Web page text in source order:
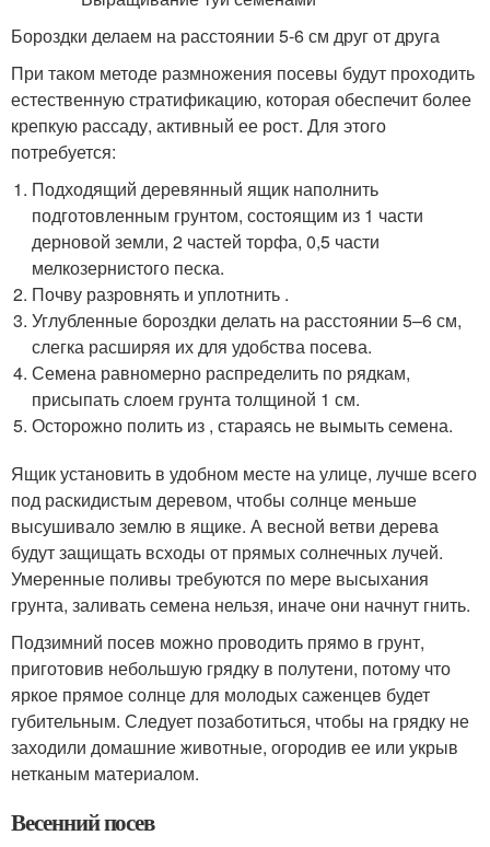
Бороздки делаем на расстоянии 5-6 см друг от друга
При таком методе размножения посевы будут проходить
естественную стратификацию, которая обеспечит более
крепкую рассаду, активный ее рост. Для этого
потребуется:
Подходящий деревянный ящик наполнить
подготовленным грунтом, состоящим из 1 части
дерновой земли, 2 частей торфа, 0,5 части
мелкозернистого песка.
Почву разровнять и уплотнить .
Углубленные бороздки делать на расстоянии 5–6 см,
слегка расширяя их для удобства посева.
Семена равномерно распределить по рядкам,
присыпать слоем грунта толщиной 1 см.
Осторожно полить из , стараясь не вымыть семена.
Ящик установить в удобном месте на улице, лучше всего
под раскидистым деревом, чтобы солнце меньше
высушивало землю в ящике. А весной ветви дерева
будут защищать всходы от прямых солнечных лучей.
Умеренные поливы требуются по мере высыхания
грунта, заливать семена нельзя, иначе они начнут гнить.
Подзимний посев можно проводить прямо в грунт,
приготовив небольшую грядку в полутени, потому что
яркое прямое солнце для молодых саженцев будет
губительным. Следует позаботиться, чтобы на грядку не
заходили домашние животные, огородив ее или укрыв
нетканым материалом.
Весенний посев